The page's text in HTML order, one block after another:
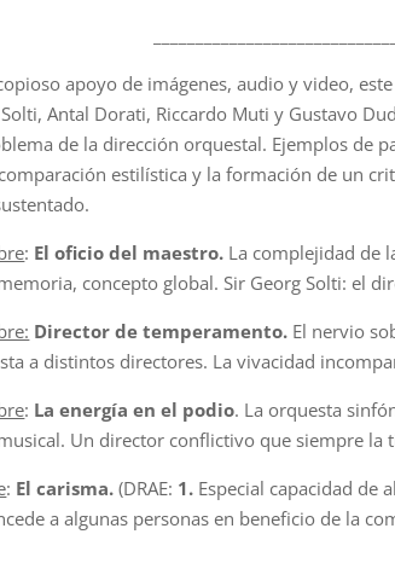
apoyo de imágenes, audio y video,
Antal Dorati, Riccardo Muti y Gustavo
de la dirección orquestal. Ejemplos de
estilística y la formación de un
: El oficio del maestro. La complejidad de
concepto global. Sir Georg Solti: el
Director de temperamento. El nervio
a distintos directores. La vivacidad
: La energía en el podio. La orquesta
Un director conflictivo que siempre la
: El carisma.(DRAE: 1. Especial capacidad de
a algunas personas en beneficio de la